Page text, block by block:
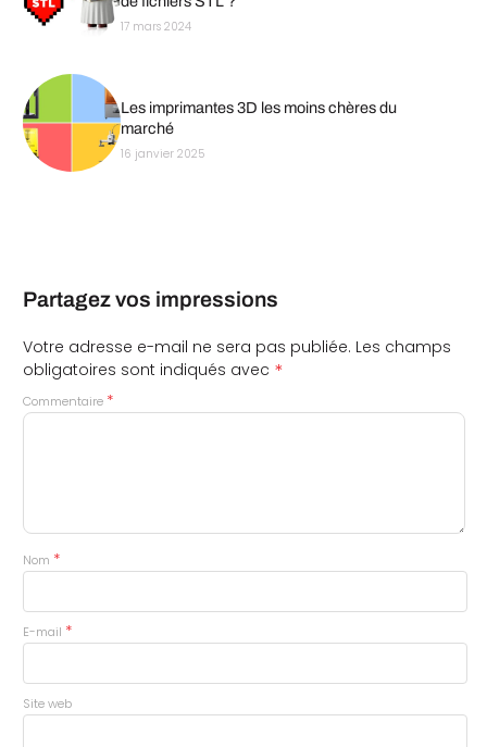
17 mars 2024
Les imprimantes 3D les moins chères du
marché
16 janvier 2025
Partagez vos impressions
Votre adresse e-mail ne sera pas publiée. Les champs
obligatoires sont indiqués avec *
Commentaire *
Nom *
E-mail *
Site web